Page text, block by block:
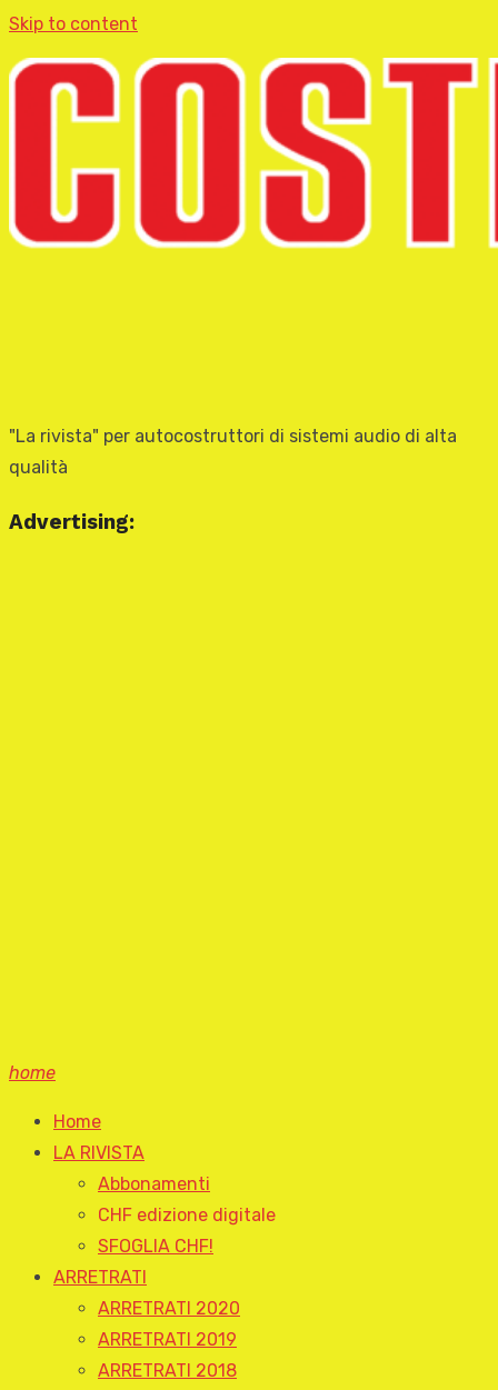
Skip to content
"La rivista" per autocostruttori di sistemi audio di alta
qualità
Advertising:
home
Home
LA RIVISTA
Abbonamenti
CHF edizione digitale
SFOGLIA CHF!
ARRETRATI
ARRETRATI 2020
ARRETRATI 2019
ARRETRATI 2018